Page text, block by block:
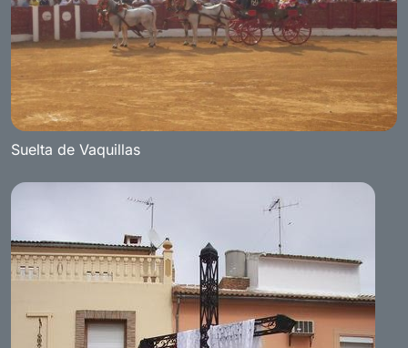
Suelta de Vaquillas